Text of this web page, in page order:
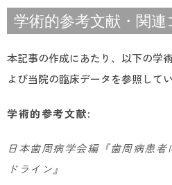
学術的参考文献・関連
本記事の作成にあたり、以下の学
よび当院の臨床データを参照してい
学術的参考文献:
日本歯周病学会編『歯周病患
ドライン』